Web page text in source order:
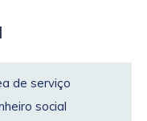
de serviço
social